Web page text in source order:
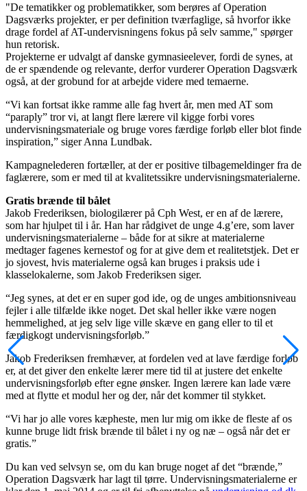
"De tematikker og problematikker, som berøres af Operation
Dagsværks projekter, er per definition tværfaglige, så hvorfor ikke
drage fordel af AT-undervisningens fokus på selv samme," spørger
hun retorisk.
Projekterne er udvalgt af danske gymnasieelever, fordi de synes, at
de er spændende og relevante, derfor vurderer Operation Dagsværk
også, at der grobund for at arbejde videre med temaerne.
“Vi kan fortsat ikke ramme alle fag hvert år, men med AT som
“paraply” tror vi, at langt flere lærere vil kigge forbi vores
undervisningsmateriale og bruge vores færdige forløb eller blot finde
inspiration,” siger Anna Lundbak.
Kampagnelederen fortæller, at der er positive tilbagemeldinger fra de
faglærere, som er med til at kvalitetssikre undervisningsmaterialerne.
Gratis brænde til bålet
Jakob Frederiksen, biologilærer på Cph West, er en af de lærere,
som har hjulpet til i år. Han har rådgivet de unge 4.g’ere, som laver
undervisningsmaterialerne – både for at sikre at materialerne
medtager fagenes kernestof og for at give dem et realitetstjek. Det er
jo sjovest, hvis materialerne også kan bruges i praksis ude i
klasselokalerne, som Jakob Frederiksen siger.
“Jeg synes, at det er en super god ide, og de unges ambitionsniveau
fejler i alle tilfælde ikke noget. Det skal heller ikke være nogen
hemmelighed, at jeg selv lige ville skæve en gang eller to til et
færdigkogt undervisningsforløb.”
Jakob Frederiksen fremhæver, at fordelen ved at lave færdige forløb
er, at det giver den enkelte lærer mere tid til at justere det enkelte
undervisningsforløb efter egne ønsker. Ingen lærere kan lade være
med at flytte et modul her og der, når det kommer til stykket.
“Vi har jo alle vores kæpheste, men lur mig om ikke de fleste af os
kunne bruge lidt frisk brænde til bålet i ny og næ – også når det er
gratis.”
Du kan ved selvsyn se, om du kan bruge noget af det “brænde,”
Operation Dagsværk har lagt til tørre. Undervisningsmaterialerne er